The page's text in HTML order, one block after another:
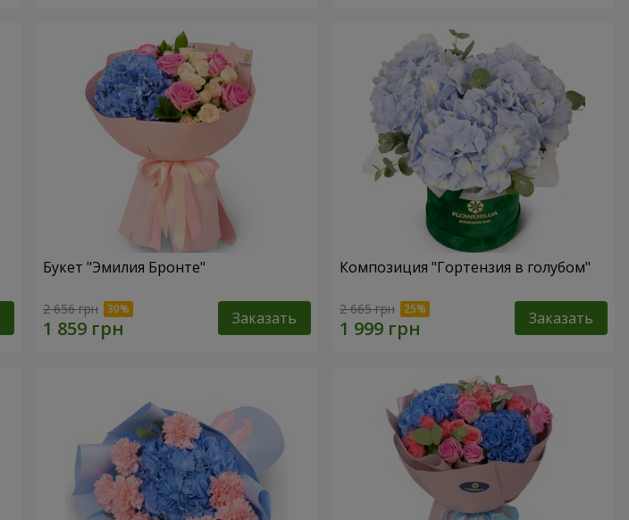
Букет "Эмилия Бронте"
2 656 грн Заказать
Композиция "Гортензия в голубом"
2 665 грн Заказать